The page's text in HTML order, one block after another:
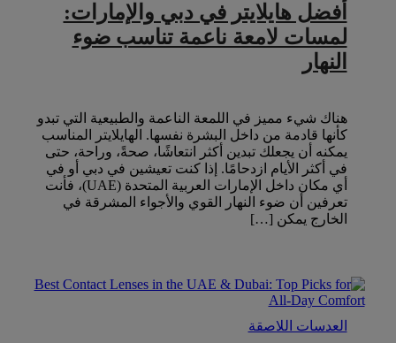
أفضل هايلايتر في دبي والإمارات:
لمسات لامعة ناعمة تناسب ضوء
النهار
هناك شيء مميز في اللمعة الناعمة والطبيعية التي تبدو
كأنها قادمة من داخل البشرة نفسها. الهايلايتر المناسب
يمكنه أن يجعلك تبدين أكثر انتعاشًا، صحةً، وراحة، حتى
في أكثر الأيام ازدحامًا. إذا كنت تعيشين في دبي أو في
أي مكان داخل الإمارات العربية المتحدة (UAE)، فأنت
تعرفين أن ضوء النهار القوي والأجواء المشرقة في
الخارج يمكن […]
العدسات اللاصقة